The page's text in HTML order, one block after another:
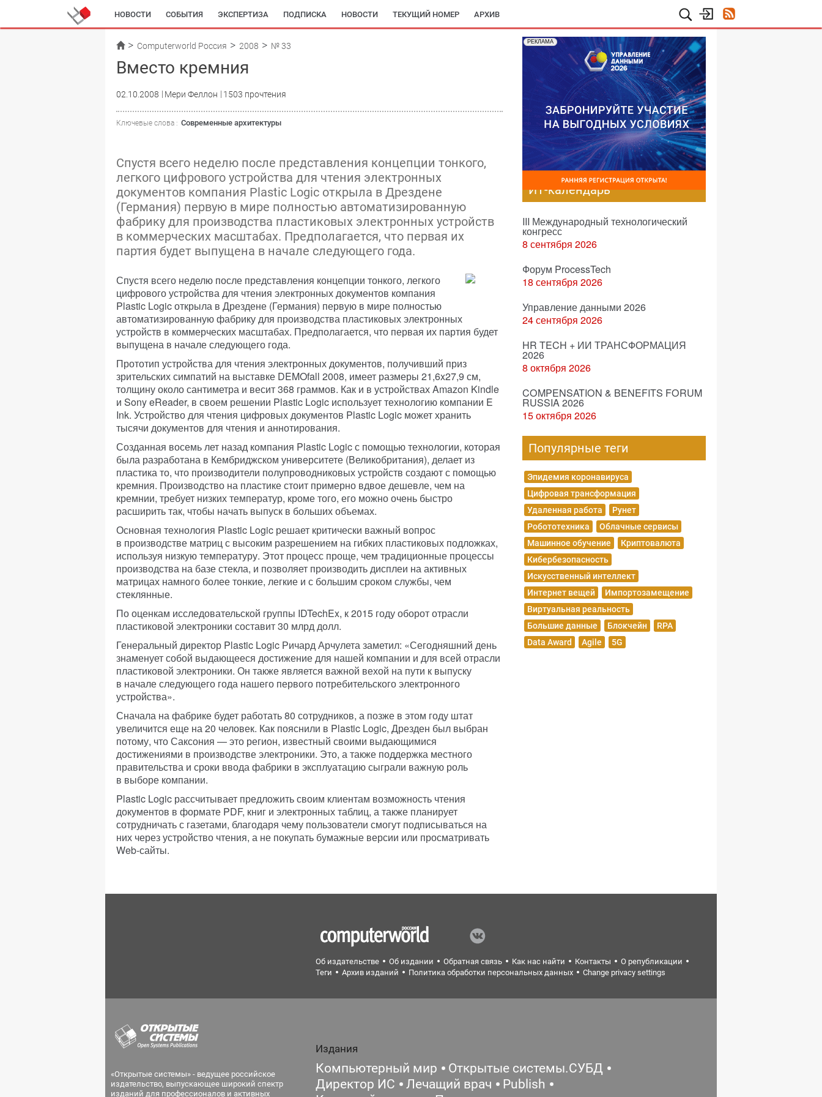
НОВОСТИ СОБЫТИЯ ЭКСПЕРТИЗА ПОДПИСКА НОВОСТИ ТЕКУЩИЙ НОМЕР АРХИВ
Computerworld Россия 2008 № 33
Вместо кремния
02.10.2008 Мери Феллон 1503 прочтения
Ключевые слова : Современные архитектуры
Спустя всего неделю после представления концепции тонкого,
легкого цифрового устройства для чтения электронных
документов компания Plastic Logic открыла в Дрездене
(Германия) первую в мире полностью автоматизированную
фабрику для производства пластиковых электронных устройств
в коммерческих масштабах. Предполагается, что первая их
партия будет выпущена в начале следующего года.
Спустя всего неделю после представления концепции тонкого, легкого
цифрового устройства для чтения электронных документов компания
Plastic Logic открыла в Дрездене (Германия) первую в мире полностью
автоматизированную фабрику для производства пластиковых электронных
устройств в коммерческих масштабах. Предполагается, что первая их партия будет
выпущена в начале следующего года.
Прототип устройства для чтения электронных документов, получивший приз
зрительских симпатий на выставке DEMOfall 2008, имеет размеры 21,6x27,9 см,
толщину около сантиметра и весит 368 граммов. Как и в устройствах Amazon Kindle
и Sony eReader, в своем решении Plastic Logic использует технологию компании E
Ink. Устройство для чтения цифровых документов Plastic Logic может хранить
тысячи документов для чтения и аннотирования.
Созданная восемь лет назад компания Plastic Logic с помощью технологии, которая
была разработана в Кембриджском университете (Великобритания), делает из
пластика то, что производители полупроводниковых устройств создают с помощью
кремния. Производство на пластике стоит примерно вдвое дешевле, чем на
кремнии, требует низких температур, кроме того, его можно очень быстро
расширить так, чтобы начать выпуск в больших объемах.
Основная технология Plastic Logic решает критически важный вопрос
в производстве матриц с высоким разрешением на гибких пластиковых подложках,
используя низкую температуру. Этот процесс проще, чем традиционные процессы
производства на базе стекла, и позволяет производить дисплеи на активных
матрицах намного более тонкие, легкие и с большим сроком службы, чем
стеклянные.
По оценкам исследовательской группы IDTechEx, к 2015 году оборот отрасли
пластиковой электроники составит 30 млрд долл.
Генеральный директор Plastic Logic Ричард Арчулета заметил: «Сегодняшний день
знаменует собой выдающееся достижение для нашей компании и для всей отрасли
пластиковой электроники. Он также является важной вехой на пути к выпуску
в начале следующего года нашего первого потребительского электронного
устройства».
Сначала на фабрике будет работать 80 сотрудников, а позже в этом году штат
увеличится еще на 20 человек. Как пояснили в Plastic Logic, Дрезден был выбран
потому, что Саксония — это регион, известный своими выдающимися
достижениями в производстве электроники. Это, а также поддержка местного
правительства и сроки ввода фабрики в эксплуатацию сыграли важную роль
в выборе компании.
Plastic Logic рассчитывает предложить своим клиентам возможность чтения
документов в формате PDF, книг и электронных таблиц, а также планирует
сотрудничать с газетами, благодаря чему пользователи смогут подписываться на
них через устройство чтения, а не покупать бумажные версии или просматривать
Web-сайты.
РЕКЛАМА
ИТ-календарь
III Международный технологический
конгресс
8 сентября 2026
Форум ProcessTech
18 сентября 2026
Управление данными 2026
24 сентября 2026
HR TECH + ИИ ТРАНСФОРМАЦИЯ
2026
8 октября 2026
COMPENSATION & BENEFITS FORUM
RUSSIA 2026
15 октября 2026
Популярные теги
Эпидемия коронавируса
Цифровая трансформация
Удаленная работа
Рунет
Робототехника
Облачные сервисы
Машинное обучение
Криптовалюта
Кибербезопасность
Искусственный интеллект
Интернет вещей
Импортозамещение
Виртуальная реальность
Большие данные
Блокчейн
RPA
Data Award
Agile 5G
Об издательстве Об издании Обратная связь Как нас найти Контакты
О републикации
Теги
Архив изданий Политика обработки персональных данных Change privacy settings
«Открытые системы» - ведущее российское
издательство, выпускающее широкий спектр
изданий для профессионалов и активных
Издания
Компьютерный мир
Открытые системы.СУБД
Директор ИС
Лечащий врач
Publish